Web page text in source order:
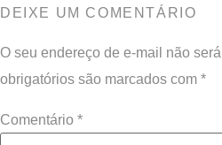
DEIXE UM COMENTÁRIO
O seu endereço de e-mail não
obrigatórios são marcados com *
Comentário *